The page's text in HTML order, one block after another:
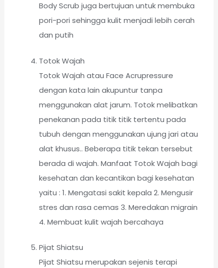
Body Scrub juga bertujuan untuk membuka
pori-pori sehingga kulit menjadi lebih cerah
dan putih
Totok Wajah
Totok Wajah atau Face Acrupressure
dengan kata lain akupuntur tanpa
menggunakan alat jarum. Totok melibatkan
penekanan pada titik titik tertentu pada
tubuh dengan menggunakan ujung jari atau
alat khusus.. Beberapa titik tekan tersebut
berada di wajah. Manfaat Totok Wajah bagi
kesehatan dan kecantikan bagi kesehatan
yaitu : 1. Mengatasi sakit kepala 2. Mengusir
stres dan rasa cemas 3. Meredakan migrain
4. Membuat kulit wajah bercahaya
Pijat Shiatsu
Pijat Shiatsu merupakan sejenis terapi